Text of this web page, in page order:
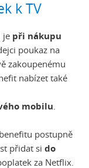
k TV
je při nákupu
poukaz na
zakoupenému
nabízet také
mobilu.
postupně
přidat si do
za Netflix.